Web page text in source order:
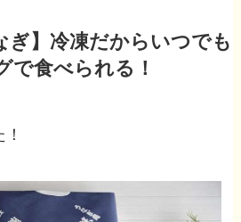
ぎ】冷凍だからいつでも
で食べられる！